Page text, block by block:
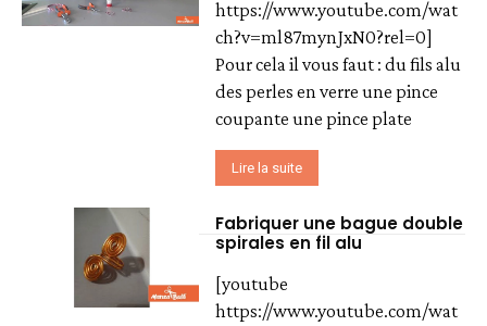
https://www.youtube.com/wat
ch?v=ml87mynJxN0?rel=0]
Pour cela il vous faut : du fils alu
des perles en verre une pince
coupante une pince plate
Lire la suite
Fabriquer une bague double
spirales en fil alu
[youtube
https://www.youtube.com/wat